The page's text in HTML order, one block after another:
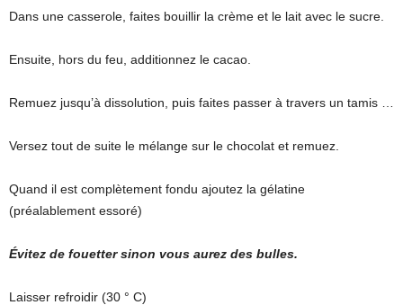
Dans une casserole, faites bouillir la crème et le lait avec le sucre.
Ensuite, hors du feu, additionnez le cacao.
Remuez jusqu’à dissolution, puis faites passer à travers un tamis …
Versez tout de suite le mélange sur le chocolat et remuez.
Quand il est complètement fondu ajoutez la gélatine
(préalablement essoré)
Évitez de fouetter sinon vous aurez des bulles.
Laisser refroidir (30 ° C)